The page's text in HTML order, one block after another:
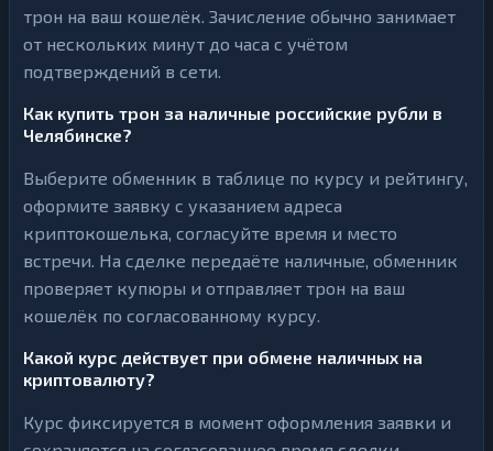
трон на ваш кошелёк. Зачисление обычно занимает
от нескольких минут до часа с учётом
подтверждений в сети.
Как купить трон за наличные российские рубли в
Челябинске?
Выберите обменник в таблице по курсу и рейтингу,
оформите заявку с указанием адреса
криптокошелька, согласуйте время и место
встречи. На сделке передаёте наличные, обменник
проверяет купюры и отправляет трон на ваш
кошелёк по согласованному курсу.
Какой курс действует при обмене наличных на
криптовалюту?
Курс фиксируется в момент оформления заявки и